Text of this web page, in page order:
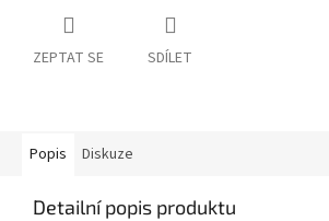
ZEPTAT SE SDÍLET
Popis Diskuze
Detailní popis produktu